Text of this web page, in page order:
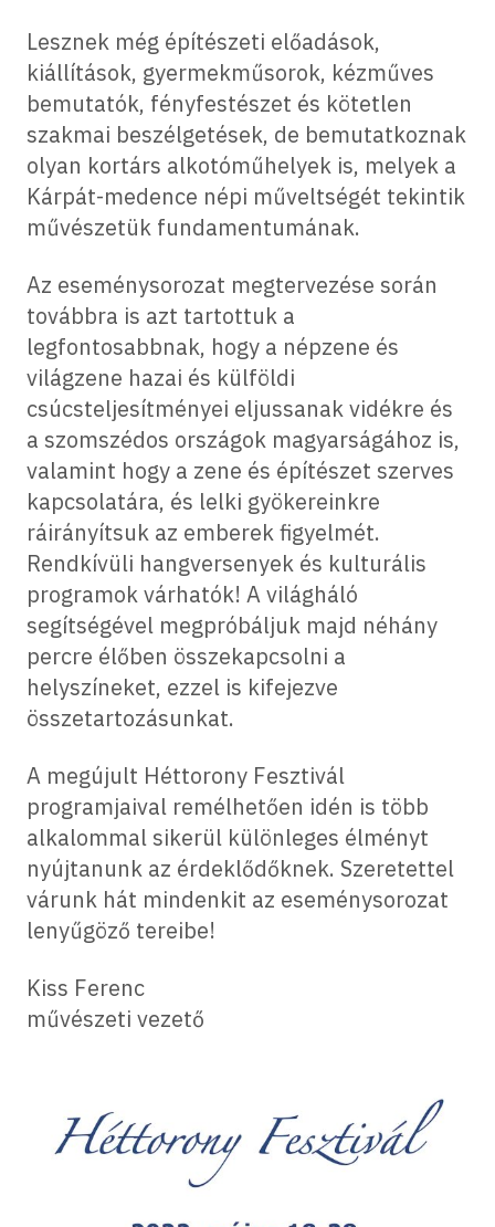
Lesznek még építészeti előadások,
kiállítások, gyermekműsorok, kézműves
bemutatók, fényfestészet és kötetlen
szakmai beszélgetések, de bemutatkoznak
olyan kortárs alkotóműhelyek is, melyek a
Kárpát-medence népi műveltségét tekintik
művészetük fundamentumának.
Az eseménysorozat megtervezése során
továbbra is azt tartottuk a
legfontosabbnak, hogy a népzene és
világzene hazai és külföldi
csúcsteljesítményei eljussanak vidékre és
a szomszédos országok magyarságához is,
valamint hogy a zene és építészet szerves
kapcsolatára, és lelki gyökereinkre
ráirányítsuk az emberek figyelmét.
Rendkívüli hangversenyek és kulturális
programok várhatók! A világháló
segítségével megpróbáljuk majd néhány
percre élőben összekapcsolni a
helyszíneket, ezzel is kifejezve
összetartozásunkat.
A megújult Héttorony Fesztivál
programjaival remélhetően idén is több
alkalommal sikerül különleges élményt
nyújtanunk az érdeklődőknek. Szeretettel
várunk hát mindenkit az eseménysorozat
lenyűgöző tereibe!
Kiss Ferenc
művészeti vezető